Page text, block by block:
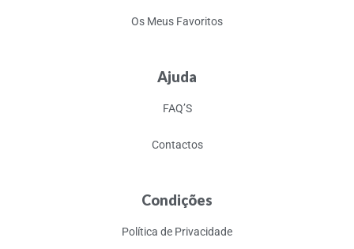
Os Meus Favoritos
Ajuda
FAQ’S
Contactos
Condições
Política de Privacidade